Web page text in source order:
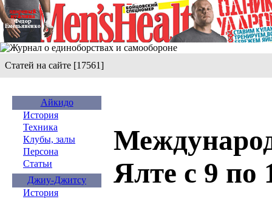
Статей на сайте [17561]
Айкидо
История
Техника
Клубы, залы
Персона
Статьи
Джиу-Джитсу
История
Ялте с 9 по